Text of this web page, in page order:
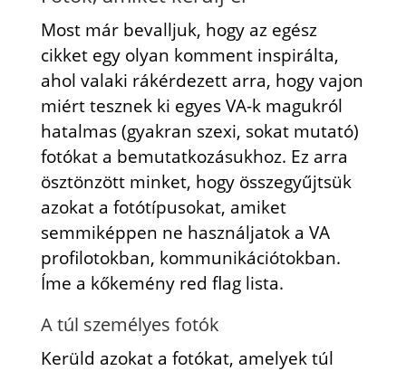
Most már bevalljuk, hogy az egész
cikket egy olyan komment inspirálta,
ahol valaki rákérdezett arra, hogy vajon
miért tesznek ki egyes VA-k magukról
hatalmas (gyakran szexi, sokat mutató)
fotókat a bemutatkozásukhoz. Ez arra
ösztönzött minket, hogy összegyűjtsük
azokat a fotótípusokat, amiket
semmiképpen ne használjatok a VA
profilotokban, kommunikációtokban.
Íme a kőkemény red flag lista.
A túl személyes fotók
Kerüld azokat a fotókat, amelyek túl